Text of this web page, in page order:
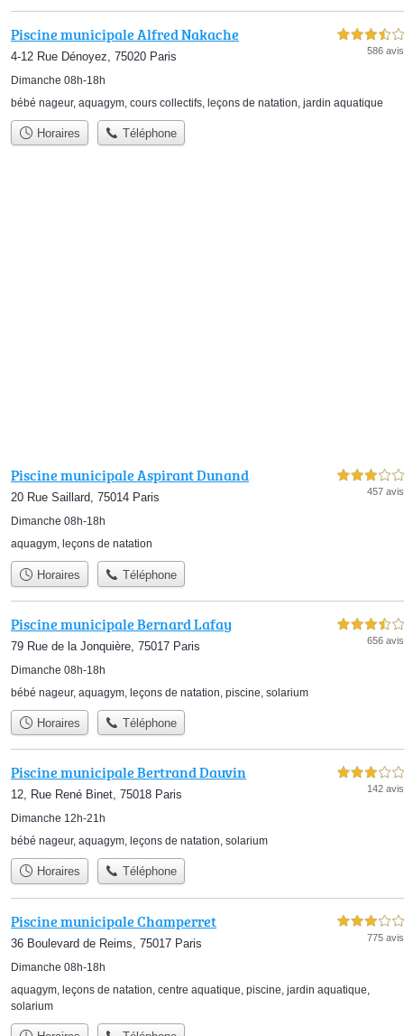
Piscine municipale Alfred Nakache
4-12 Rue Dénoyez, 75020 Paris
Dimanche 08h-18h
3,5 étoiles sur 5
586 avis
bébé nageur, aquagym, cours collectifs, leçons de natation, jardin aquatique
Horaires Téléphone
Piscine municipale Aspirant Dunand
20 Rue Saillard, 75014 Paris
Dimanche 08h-18h
3,0 étoiles sur 5
457 avis
aquagym, leçons de natation
Horaires Téléphone
Piscine municipale Bernard Lafay
79 Rue de la Jonquière, 75017 Paris
Dimanche 08h-18h
3,5 étoiles sur 5
656 avis
bébé nageur, aquagym leçons de natation piscine solarium
Horaires Téléphone
Piscine municipale Bertrand Dauvin
12, Rue René Binet, 75018 Paris
Dimanche 12h-21h
3,0 étoiles sur 5
142 avis
bébé nageur, aquagym, leçons de natation, solarium
Horaires Téléphone
Piscine municipale Champerret
36 Boulevard de Reims, 75017 Paris
Dimanche 08h-18h
3,0 étoiles sur 5
775 avis
aquagym leçons de natation centre aquatique piscine jardin aquatique
solarium